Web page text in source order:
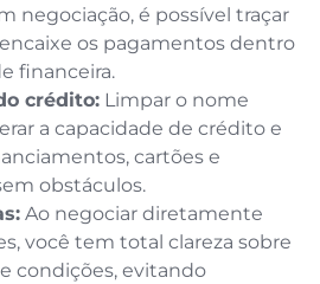
negociação, é possível traçar
os pagamentos dentro
financeira.
crédito: Limpar o nome
a capacidade de crédito e
cartões e
obstáculos.
Ao negociar diretamente
você tem total clareza sobre
condições, evitando